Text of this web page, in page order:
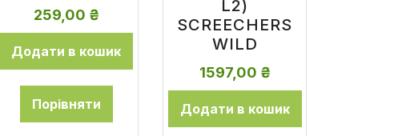
259,00 ₴
Додати в кошик
Порівняти
L2)
SCREECHERS
WILD
1597,00 ₴
Додати в кошик